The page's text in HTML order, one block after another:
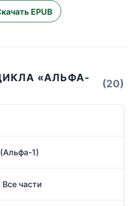
EPUB
«АЛЬФА-
(20)
1)
части